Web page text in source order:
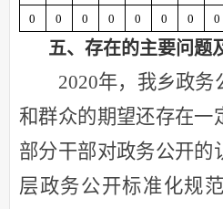
0 0 0 0 0 0 0 0
五、存在的主要问题
2020年，我乡政
和群众的期望还存在一
部分干部对政务公开的
层政务公开标准化规